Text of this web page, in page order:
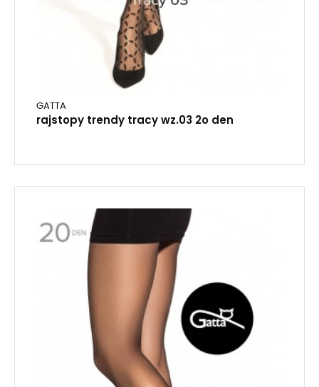
GATTA
rajstopy trendy tracy wz.03 2o den